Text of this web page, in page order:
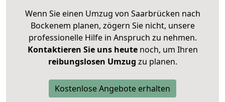
Wenn Sie einen Umzug von Saarbrücken nach
Bockenem planen, zögern Sie nicht, unsere
professionelle Hilfe in Anspruch zu nehmen.
Kontaktieren Sie uns heutenoch, um Ihren
reibungslosen Umzug zu planen.
Kostenlose Angebote erhalten